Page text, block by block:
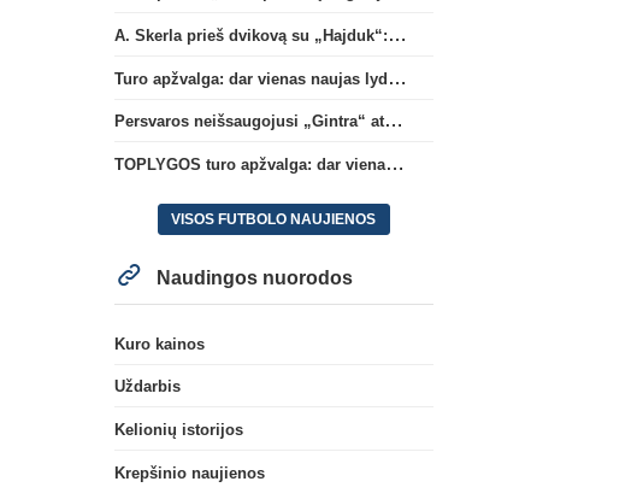
A. Skerla prieš dvikovą su „Hajduk“: „Tai kito kalibro komanda“
Turo apžvalga: dar vienas naujas lyderis
Persvaros neišsaugojusi „Gintra“ atrankos pusfinalyje nusileido Škotijos čempionėms
TOPLYGOS turo apžvalga: dar vienas naujas lyderis
VISOS FUTBOLO NAUJIENOS
Naudingos nuorodos
Kuro kainos
Uždarbis
Kelionių istorijos
Krepšinio naujienos